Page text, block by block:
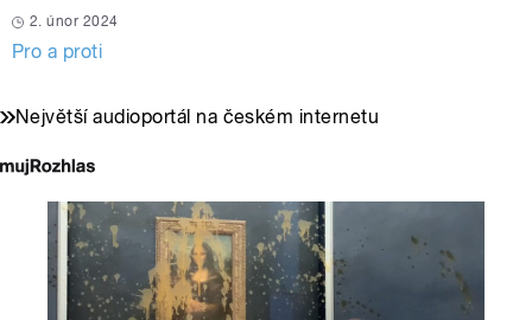
2. únor 2024
Pro a proti
Největší audioportál na českém internetu